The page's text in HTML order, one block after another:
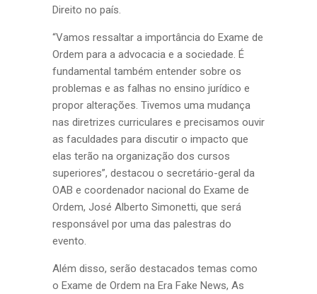
Direito no país.
“Vamos ressaltar a importância do Exame de
Ordem para a advocacia e a sociedade. É
fundamental também entender sobre os
problemas e as falhas no ensino jurídico e
propor alterações. Tivemos uma mudança
nas diretrizes curriculares e precisamos ouvir
as faculdades para discutir o impacto que
elas terão na organização dos cursos
superiores”, destacou o secretário-geral da
OAB e coordenador nacional do Exame de
Ordem, José Alberto Simonetti, que será
responsável por uma das palestras do
evento.
Além disso, serão destacados temas como
o Exame de Ordem na Era Fake News, As